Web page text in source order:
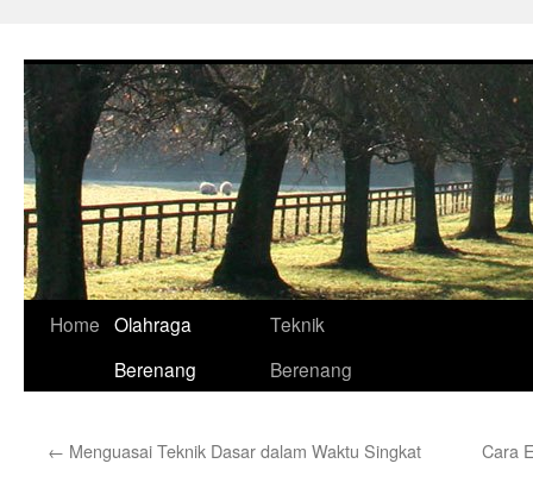
Home Olahraga
Berenang
Teknik
Berenang
← Menguasai Teknik Dasar dalam Waktu Singkat Cara